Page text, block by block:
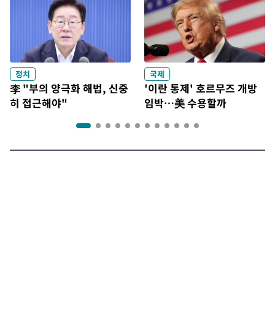
정치
李 "부의 양극화 해법, 신중
히 접근해야"
국제
'이란 통제' 호르무즈 개방
임박…美 수용할까